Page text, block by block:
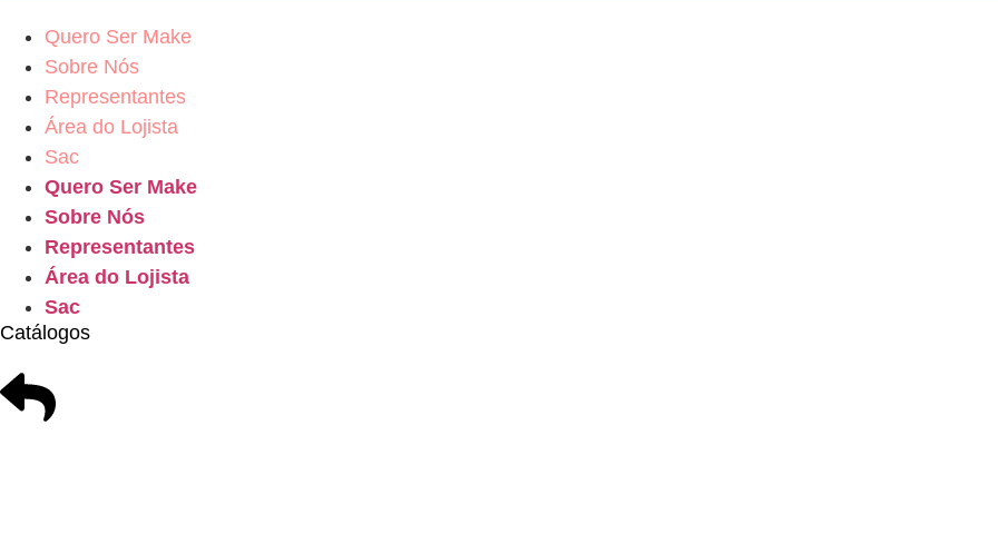
Quero Ser Make
Sobre Nós
Representantes
Área do Lojista
Sac
Quero Ser Make
Sobre Nós
Representantes
Área do Lojista
Sac
Catálogos